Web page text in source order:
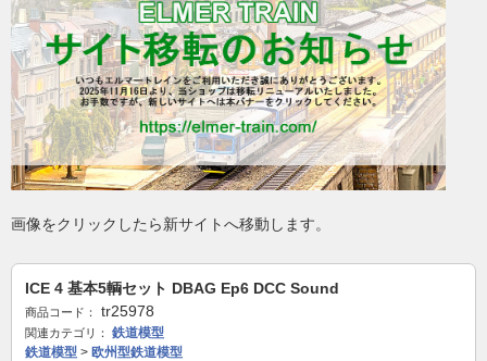
画像をクリックしたら新サイトへ移動します。
ICE 4 基本5輌セット DBAG Ep6 DCC Sound
商品コード： tr25978
関連カテゴリ：
鉄道模型
鉄道模型 > 欧州型鉄道模型